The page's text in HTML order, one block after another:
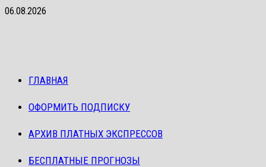
Перейти
06.08.2026
ГЛАВНАЯ
ОФОРМИТЬ ПОДПИСКУ
АРХИВ ПЛАТНЫХ ЭКСПРЕССОВ
БЕСПЛАТНЫЕ ПРОГНОЗЫ